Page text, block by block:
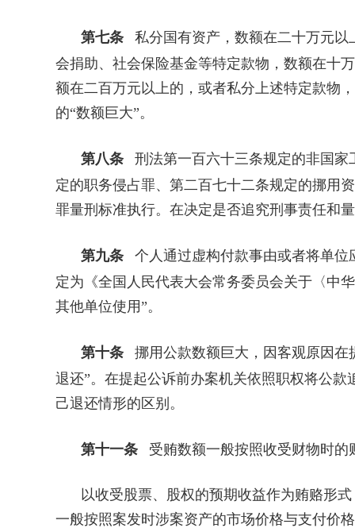
第七条 私分国有资产，数额在二十万元
会捐助、社会保险基金等特定款物，数额在十
额在二百万元以上的，或者私分上述特定款物
的“数额巨大”。
第八条 刑法第一百六十三条规定的非国
定的职务侵占罪、第二百七十二条规定的挪用
罪量刑标准执行。在决定是否追究刑事责任和
第九条 个人通过虚构付款事由或者将单
定为《全国人民代表大会常务委员会关于〈中
其他单位使用”。
第十条 挪用公款数额巨大，因客观原因
退还”。在提起公诉前办案机关依照职权将公
己退还情形的区别。
第十一条 受贿数额一般按照收受财物时的
以收受股票、股权的预期收益作为贿赂形
一般按照案发时涉案资产的市场价格与支付价